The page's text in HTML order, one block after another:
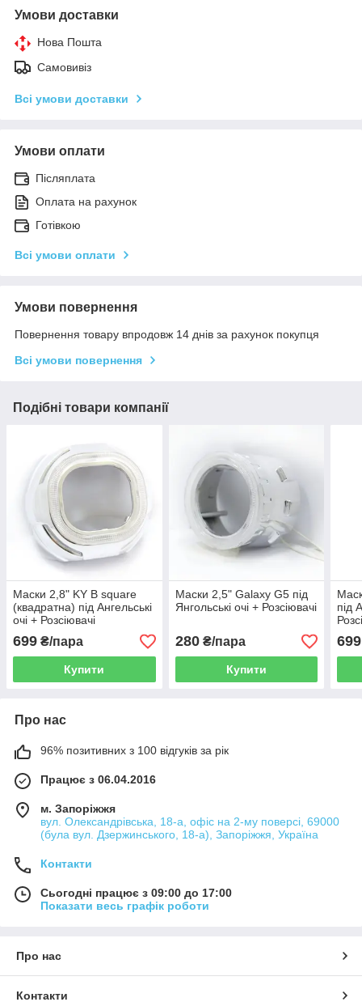
Умови доставки
Нова Пошта
Самовивіз
Всі умови доставки
Умови оплати
Післяплата
Оплата на рахунок
Готівкою
Всі умови оплати
Умови повернення
Повернення товару впродовж 14 днів за рахунок покупця
Всі умови повернення
Подібні товари компанії
Маски 2,8" KY B square
(квадратна) під Ангельські
очі + Розсіювачі
699 ₴/пара
Купити
Маски 2,5" Galaxy G5 під
Янгольські очі + Розсіювачі
280₴/пара
Купити
під
699
Про нас
96% позитивних з 100 відгуків за рік
Працює з 06.04.2016
м. Запоріжжя
вул. Олександрівська, 18-а, офіс на 2-му поверсі, 69000
(була вул. Дзержинського, 18-а), Запоріжжя, Україна
Контакти
Сьогодні працює з 09:00 до 17:00
Показати весь графік роботи
Про нас
Контакти